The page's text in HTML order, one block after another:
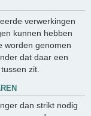
verwerkingen
kunnen hebben
worden genomen
dat daar een
zit.
dan strikt nodig